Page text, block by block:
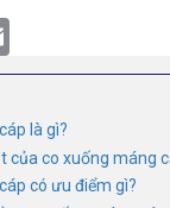
là gì?
của co xuống máng
có ưu điểm gì?